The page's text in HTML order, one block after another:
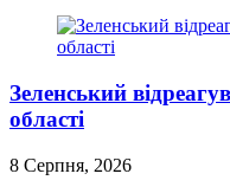
Зеленський
області
8 Серпня, 2026